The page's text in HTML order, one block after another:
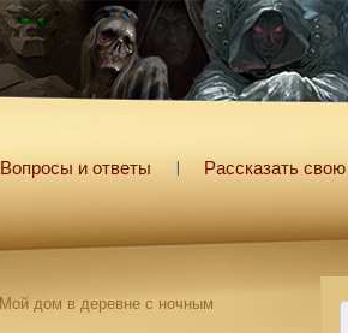
Вопросы и ответы Рассказать
Мой дом в деревне с ночным